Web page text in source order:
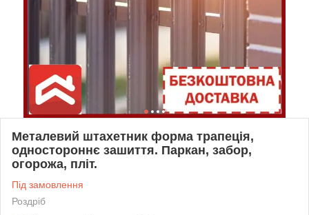
Металевий штахетник форма трапеція,
одностороннє зашиття. Паркан, забор,
огорожа, пліт.
Під замовлення
Роздріб